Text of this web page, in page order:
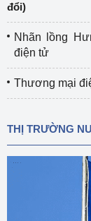
đổi)
Nhãn lồng
điện tử
Thương mại
THỊ TRƯỜNG